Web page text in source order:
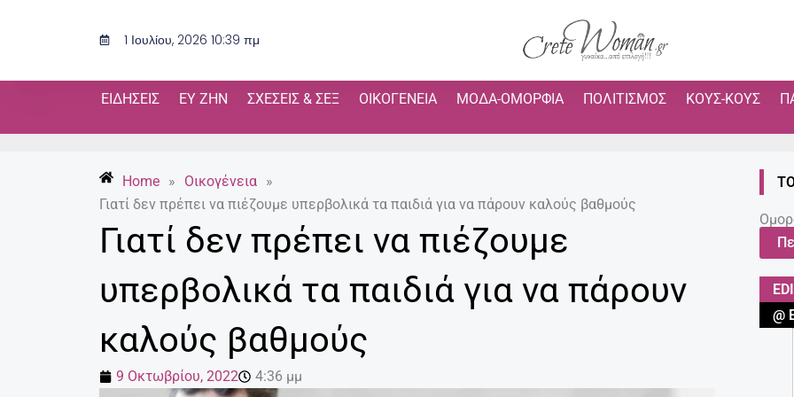
1 Ιουλίου, 2026 10:39 πμ
ΕΙΔΉΣΕΙΣ ΕΥ ΖΗΝ ΣΧΈΣΕΙΣ & ΣΕΞ ΟΙΚΟΓΈΝΕΙΑ ΜΌΔΑ-ΟΜΟΡΦΙΆ ΠΟΛΙΤΙΣΜΌΣ ΚΟΥΣ-ΚΟΥΣ
Home » Οικογένεια »
Γιατί δεν πρέπει να πιέζουμε υπερβολικά τα παιδιά για να πάρουν καλούς βαθμούς
Γιατί δεν πρέπει να πιέζουμε
υπερβολικά τα παιδιά για να πάρουν
καλούς βαθμούς
9 Οκτωβρίου, 2022 4:36 μμ
@